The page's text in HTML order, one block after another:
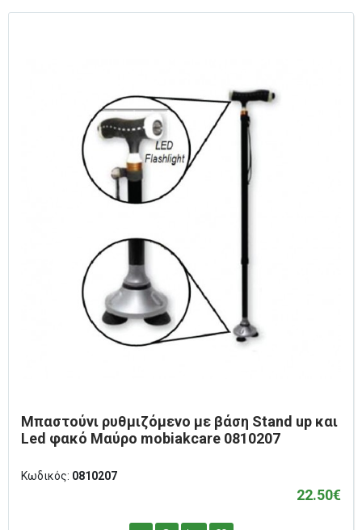
Μπαστούνι ρυθμιζόμενο με βάση Stand up και
Led φακό Μαύρο mobiakcare 0810207
Κωδικός: 0810207
22.50€